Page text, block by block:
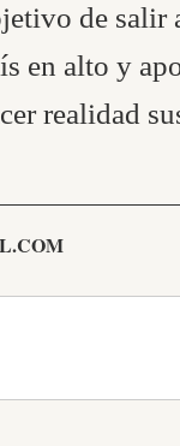
de salir
en alto y
realidad